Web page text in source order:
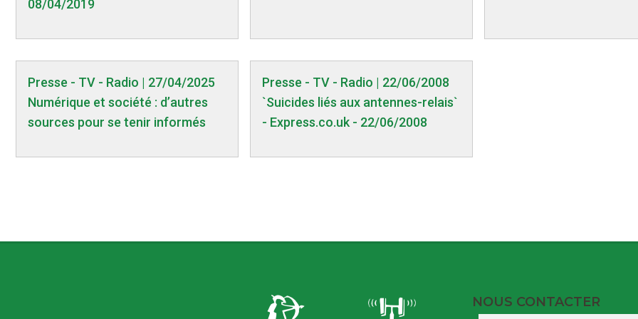
08/04/2019
Presse - TV - Radio | 27/04/2025
Numérique et société : d’autres
sources pour se tenir informés
Presse - TV - Radio | 22/06/2008
`Suicides liés aux antennes-relais`
- Express.co.uk - 22/06/2008
NOUS CONTACTER